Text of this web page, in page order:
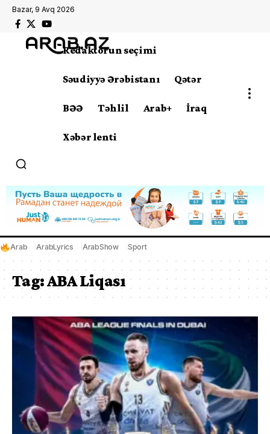
Bazar, 9 Avq 2026
Redaktorun seçimi
Səudiyyə Ərəbistanı Qətər
BƏƏ Təhlil Arab+ İraq
Xəbər lenti
Arab ArabLyrics ArabShow Sport
Tag:ABA Liqası